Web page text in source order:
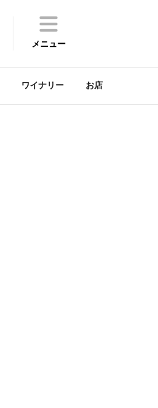
メニュー
ワイナリー お店